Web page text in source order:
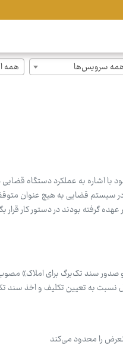
سرویس‌ها همه
اشاره به عملکرد دستگاه قضایی
سیستم قضایی به هیچ عنوان
گرفته بودند در دستور کار قرار
به تعیین تکلیف و اخذ سند
را محدود می‌کند